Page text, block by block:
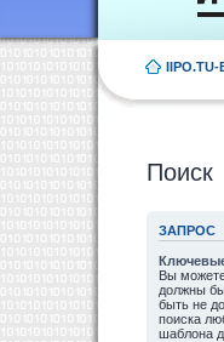
IIPO.TU-
Поиск
ЗАПРОС
Вы
должны
быть не
поиска
шаблона